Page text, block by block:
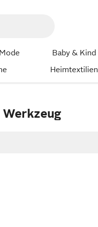
Baby & Kind
Heimtextilien